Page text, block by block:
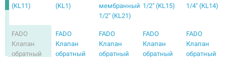
(KL11)
(KL1)
мембранный
1/2" (KL21)
1/2" (KL15)
1/4" (KL14)
FADO
Клапан
обратный
FADO
Клапан
обратный
FADO
Клапан
обратный
FADO
Клапан
обратный
FADO
Клапан
обратный